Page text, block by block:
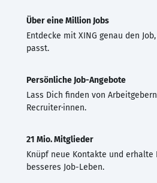
Über eine Million Jobs
Entdecke mit XING genau den
passt.
Persönliche Job-Angebote
Lass Dich finden von
Recruiter·innen.
21 Mio. Mitglieder
Knüpf neue Kontakte und erhalte
besseres Job-Leben.